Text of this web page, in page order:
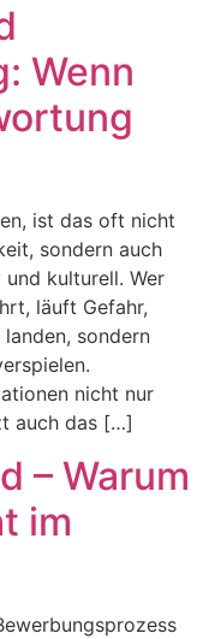
Wenn
ist das oft nicht
sondern auch
kulturell. Wer
läuft Gefahr,
sondern
nicht nur
auch das […]
– Warum
im